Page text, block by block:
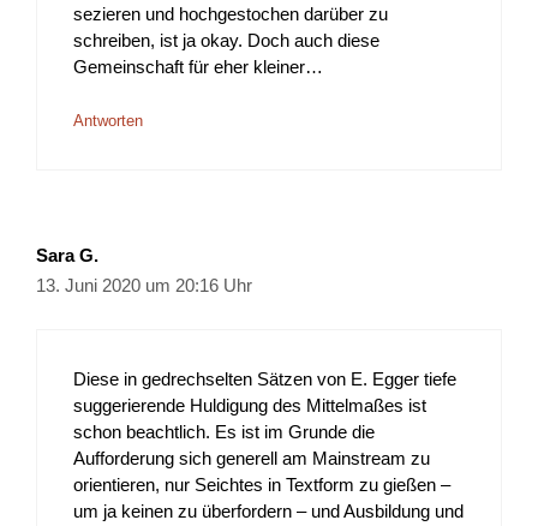
sezieren und hochgestochen darüber zu
schreiben, ist ja okay. Doch auch diese
Gemeinschaft für eher kleiner…
Antworten
Sara G.
13. Juni 2020 um 20:16 Uhr
Diese in gedrechselten Sätzen von E. Egger tiefe
suggerierende Huldigung des Mittelmaßes ist
schon beachtlich. Es ist im Grunde die
Aufforderung sich generell am Mainstream zu
orientieren, nur Seichtes in Textform zu gießen –
um ja keinen zu überfordern – und Ausbildung und